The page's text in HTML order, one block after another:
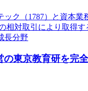
ク（1787）と資本
相対取引により取
長分野
の東京教育研を完